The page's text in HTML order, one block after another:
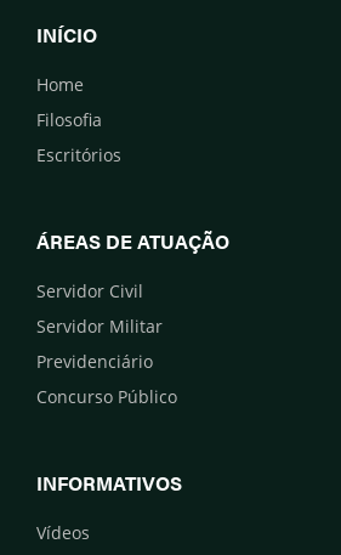
INÍCIO
Home
Filosofia
Escritórios
ÁREAS DE ATUAÇÃO
Servidor Civil
Servidor Militar
Previdenciário
Concurso Público
INFORMATIVOS
Vídeos